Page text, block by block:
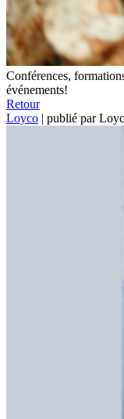
Conférences,
événements!
Retour
Loyco | publié par